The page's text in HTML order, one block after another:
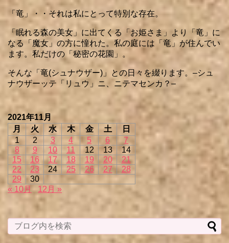
「竜」・・それは私にとって特別な存在。
「眠れる森の美女」に出てくる「お姫さま」より「竜」に
なる「魔女」の方に憧れた。私の庭には「竜」が住んでい
ます。私だけの「秘密の花園」。
そんな「竜(シュナウザー)」との日々を綴ります。–シュ
ナウザーッテ「リュウ」ニ、ニテマセンカ？–
2021年11月
月
火 水 木 金 土
日
1
2 3 4 5 6
7
8
9 10 11 12 13
14
15
16 17 18 19 20
21
22
23 24 25 26 27
28
29
30
« 10月
12月 »